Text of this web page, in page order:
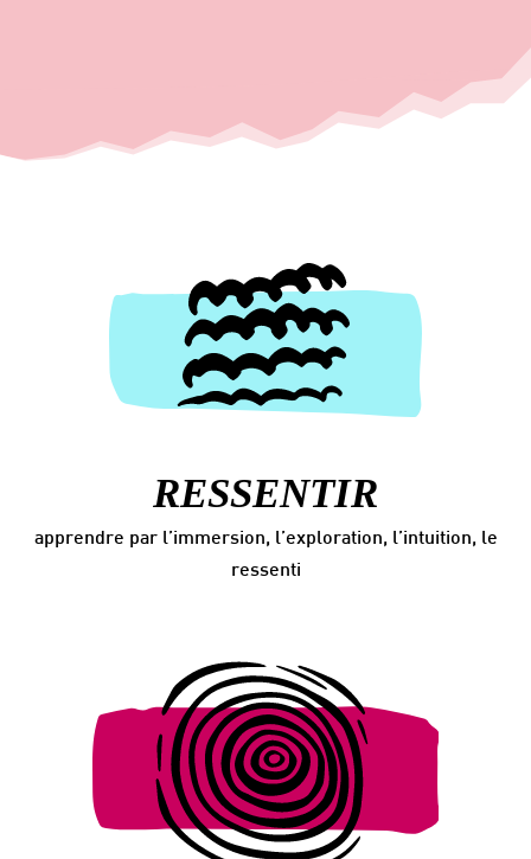
RESSENTIR
apprendre par l’immersion, l’exploration, l’intuition, le
ressenti